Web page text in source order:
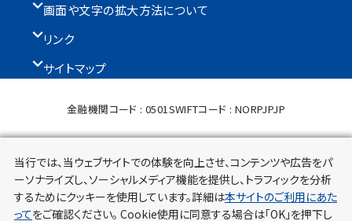
当行では、当ウェブサイトでの体験を向上させ、コンテンツや広告をパ
ーソナライズし、ソーシャルメディア機能を提供し、トラフィックを分析
するためにクッキーを使用しています。詳細は本サイトのご利用にあた
ってをご確認ください。 Cookie使用に同意する場合は「OK」を押下し
画面や文字の拡大方法について
リンク
サイトマップ
金融機関コード : 0501SWIFTコード : NORPJPJP
加入協会：日本証券業協会、一般社団法人金融先物取引業協会
Copyright©North Pacific Bank,LTD. All rights reserved.